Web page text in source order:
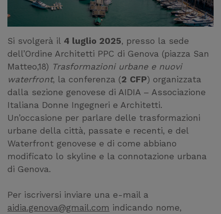
Si svolgerà il 4 luglio 2025, presso la sede
dell’Ordine Architetti PPC di Genova (piazza San
Matteo,18) Trasformazioni urbane e nuovi
waterfront, la conferenza (2 CFP) organizzata
dalla sezione genovese di AIDIA – Associazione
Italiana Donne Ingegneri e Architetti.
Un’occasione per parlare delle trasformazioni
urbane della città, passate e recenti, e del
Waterfront genovese e di come abbiano
modificato lo skyline e la connotazione urbana
di Genova.
Per iscriversi inviare una e-mail a
aidia.genova@gmail.com indicando nome,